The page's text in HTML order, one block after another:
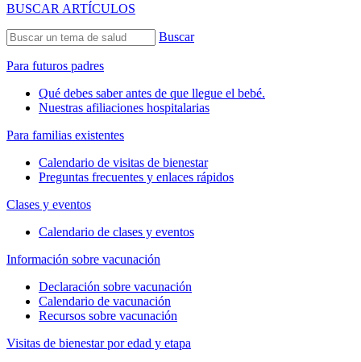
BUSCAR ARTÍCULOS
Buscar
Para futuros padres
Qué debes saber antes de que llegue el bebé.
Nuestras afiliaciones hospitalarias
Para familias existentes
Calendario de visitas de bienestar
Preguntas frecuentes y enlaces rápidos
Clases y eventos
Calendario de clases y eventos
Información sobre vacunación
Declaración sobre vacunación
Calendario de vacunación
Recursos sobre vacunación
Visitas de bienestar por edad y etapa